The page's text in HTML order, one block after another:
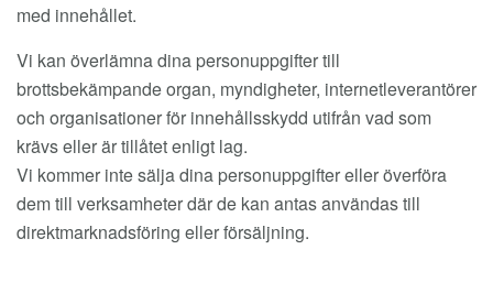
med innehållet.
Vi kan överlämna dina personuppgifter till
brottsbekämpande organ, myndigheter, internetleverantörer
och organisationer för innehållsskydd utifrån vad som
krävs eller är tillåtet enligt lag.
Vi kommer inte sälja dina personuppgifter eller överföra
dem till verksamheter där de kan antas användas till
direktmarknadsföring eller försäljning.